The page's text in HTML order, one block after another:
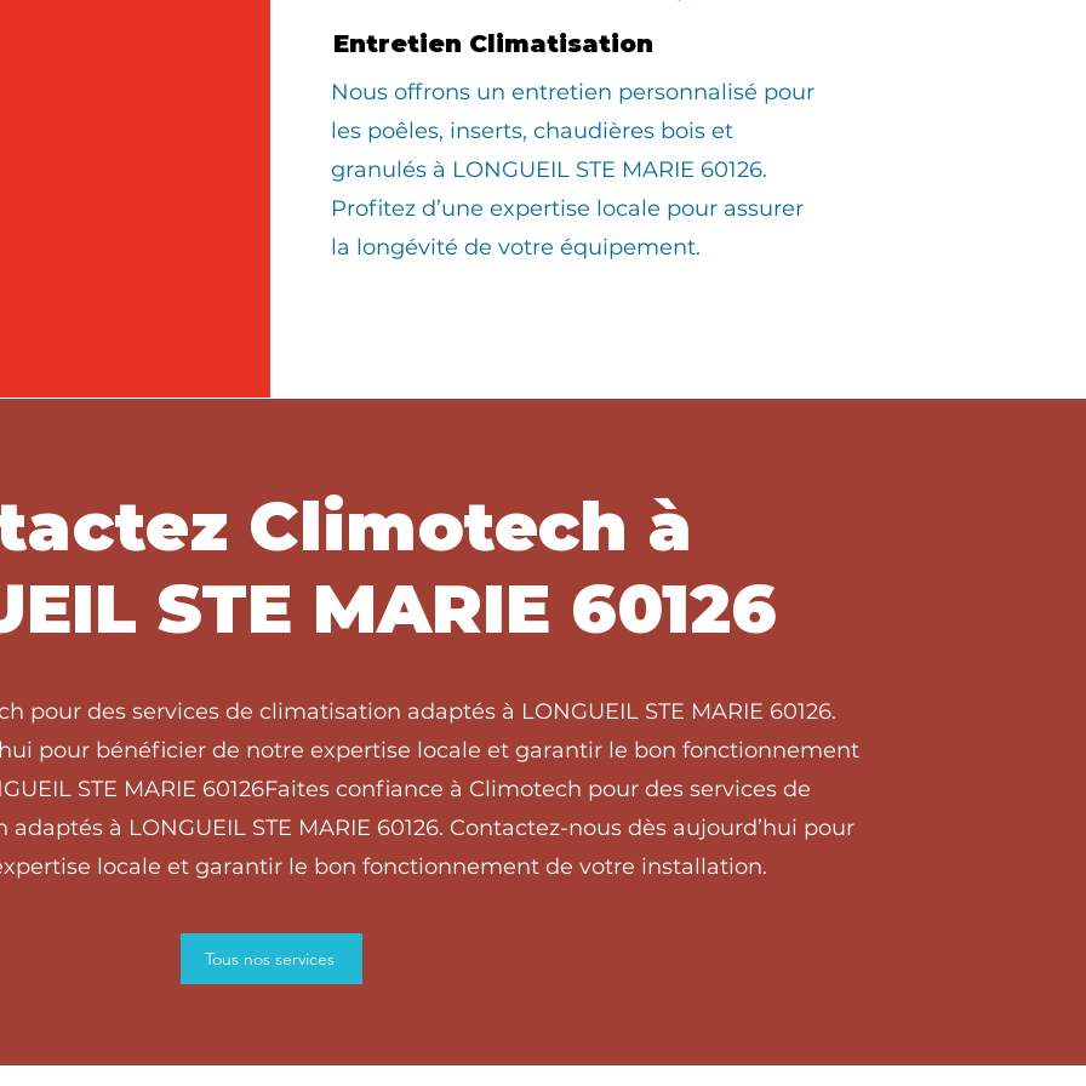
Entretien Climatisation
Nous offrons un entretien personnalisé pour
les poêles, inserts, chaudières bois et
granulés à LONGUEIL STE MARIE 60126.
Profitez d’une expertise locale pour assurer
la longévité de votre équipement.
Climotech à
STE MARIE 60126
pour des services de climatisation adaptés à LONGUEIL STE MARIE 60126.
pour bénéficier de notre expertise locale et garantir le bon fonctionnement
STE MARIE 60126Faites confiance à Climotech pour des services de
à LONGUEIL STE MARIE 60126. Contactez-nous dès aujourd’hui pour
locale et garantir le bon fonctionnement de votre installation.
Tous nos services